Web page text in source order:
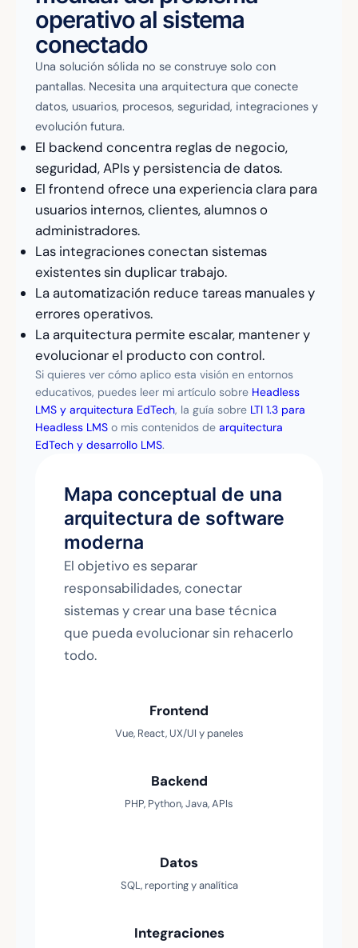
operativo al sistema
conectado
Una solución sólida no se construye solo con
pantallas. Necesita una arquitectura que conecte
datos, usuarios, procesos, seguridad, integraciones y
evolución futura.
El backend concentra reglas de negocio,
seguridad, APIs y persistencia de datos.
El frontend ofrece una experiencia clara para
usuarios internos, clientes, alumnos o
administradores.
Las integraciones conectan sistemas
existentes sin duplicar trabajo.
La automatización reduce tareas manuales y
errores operativos.
La arquitectura permite escalar, mantener y
evolucionar el producto con control.
Si quieres ver cómo aplico esta visión en entornos
educativos, puedes leer mi artículo sobre Headless
LMS y arquitectura EdTech, la guía sobre LTI 1.3 para
Headless LMS o mis contenidos de arquitectura
EdTech y desarrollo LMS.
Mapa conceptual de una
arquitectura de software
moderna
El objetivo es separar
responsabilidades, conectar
sistemas y crear una base técnica
que pueda evolucionar sin rehacerlo
todo.
Frontend
Vue, React, UX/UI y paneles
Backend
PHP, Python, Java, APIs
Datos
SQL, reporting y analítica
Integraciones